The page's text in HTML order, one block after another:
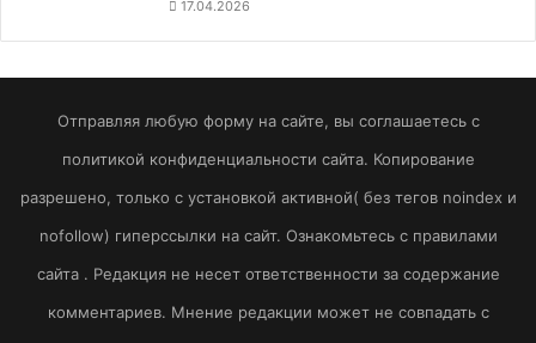
17.04.2026
Отправляя любую форму на сайте, вы соглашаетесь с
политикой конфиденциальности сайта. Копирование
разрешено, только с установкой активной( без тегов noindex и
nofollow) гиперссылки на сайт. Ознакомьтесь с правилами
сайта . Редакция не несет ответственности за содержание
комментариев. Мнение редакции может не совпадать с